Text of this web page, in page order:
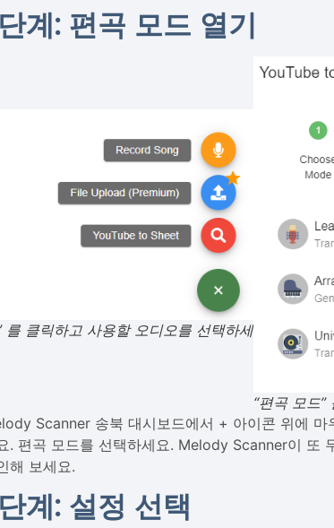
계: 편곡 모드 열기
를 클릭하고 사용할 오디오를 선택하세
“편곡 모드
Scanner 송북 대시보드에서 + 아이콘 위에 마
. 편곡 모드를 선택하세요. Melody Scanner이 또
해 보세요.
계: 설정 선택